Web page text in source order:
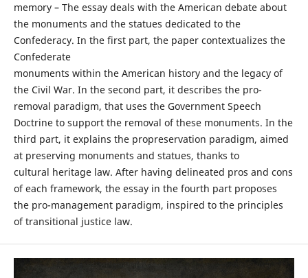
memory – The essay deals with the American debate about
the monuments and the statues dedicated to the
Confederacy. In the first part, the paper contextualizes the
Confederate
monuments within the American history and the legacy of
the Civil War. In the second part, it describes the pro-
removal paradigm, that uses the Government Speech
Doctrine to support the removal of these monuments. In the
third part, it explains the propreservation paradigm, aimed
at preserving monuments and statues, thanks to
cultural heritage law. After having delineated pros and cons
of each framework, the essay in the fourth part proposes
the pro-management paradigm, inspired to the principles
of transitional justice law.